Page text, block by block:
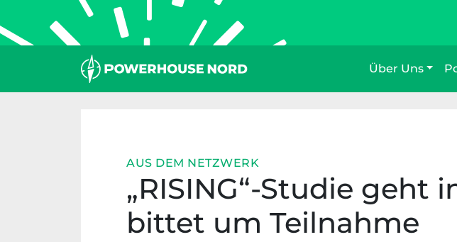
Inhalt
springen
Über Uns
AUS DEM NETZWERK
„RISING“-Studie geht
bittet um Teilnahme